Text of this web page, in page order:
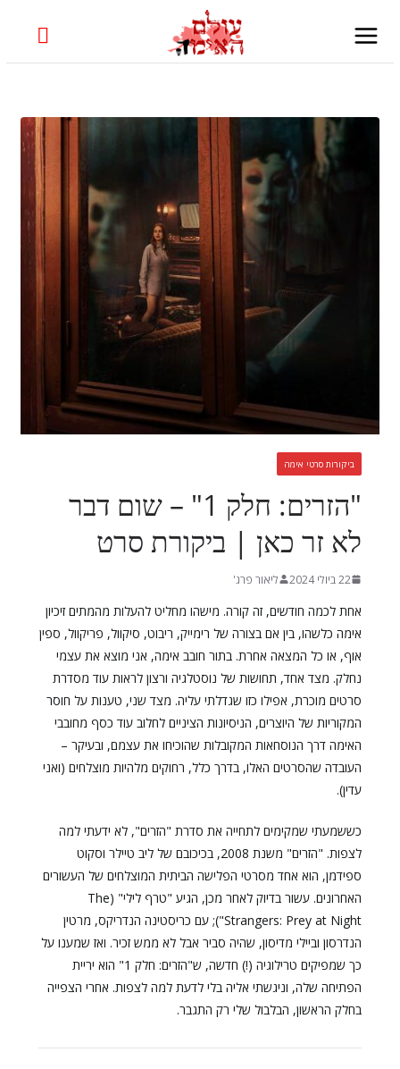
ביקורות סרטי אימה
"הזרים: חלק 1" – שום דבר
לא זר כאן | ביקורת סרט
22 ביולי 2024 ליאור פרג'
אחת לכמה חודשים, זה קורה. מישהו מחליט להעלות מהמתים זיכיון
אימה כלשהו, בין אם בצורה של רימייק, ריבוט, סיקוול, פריקוול, ספין
אוף, או כל המצאה אחרת. בתור חובב אימה, אני מוצא את עצמי
נחלק. מצד אחד, תחושות של נוסטלגיה ורצון לראות עוד מסדרת
סרטים מוכרת, אפילו כזו שגדלתי עליה. מצד שני, טענות על חוסר
המקוריות של היוצרים, הניסיונות הציניים לחלוב עוד כסף מחובבי
האימה דרך הנוסחאות המקובלות שהוכיחו את עצמם, ובעיקר –
העובדה שהסרטים האלו, בדרך כלל, רחוקים מלהיות מוצלחים (ואני
עדין).
כששמעתי שמקימים לתחייה את סדרת "הזרים", לא ידעתי למה
לצפות. "הזרים" משנת 2008, בכיכובם של ליב טיילר וסקוט
ספידמן, הוא אחד מסרטי הפלישה הביתית המוצלחים של העשורים
האחרונים. עשור בדיוק לאחר מכן, הגיע "טרף לילי" (The
Strangers: Prey at Night"); עם כריסטינה הנדריקס, מרטין
הנדרסון וביילי מדיסון, שהיה סביר אבל לא ממש זכיר. ואז שמענו על
כך שמפיקים טרילוגיה (!) חדשה, ש"הזרים: חלק 1" הוא יריית
הפתיחה שלה, וניגשתי אליה בלי לדעת למה לצפות. אחרי הצפייה
בחלק הראשון, הבלבול שלי רק התגבר.